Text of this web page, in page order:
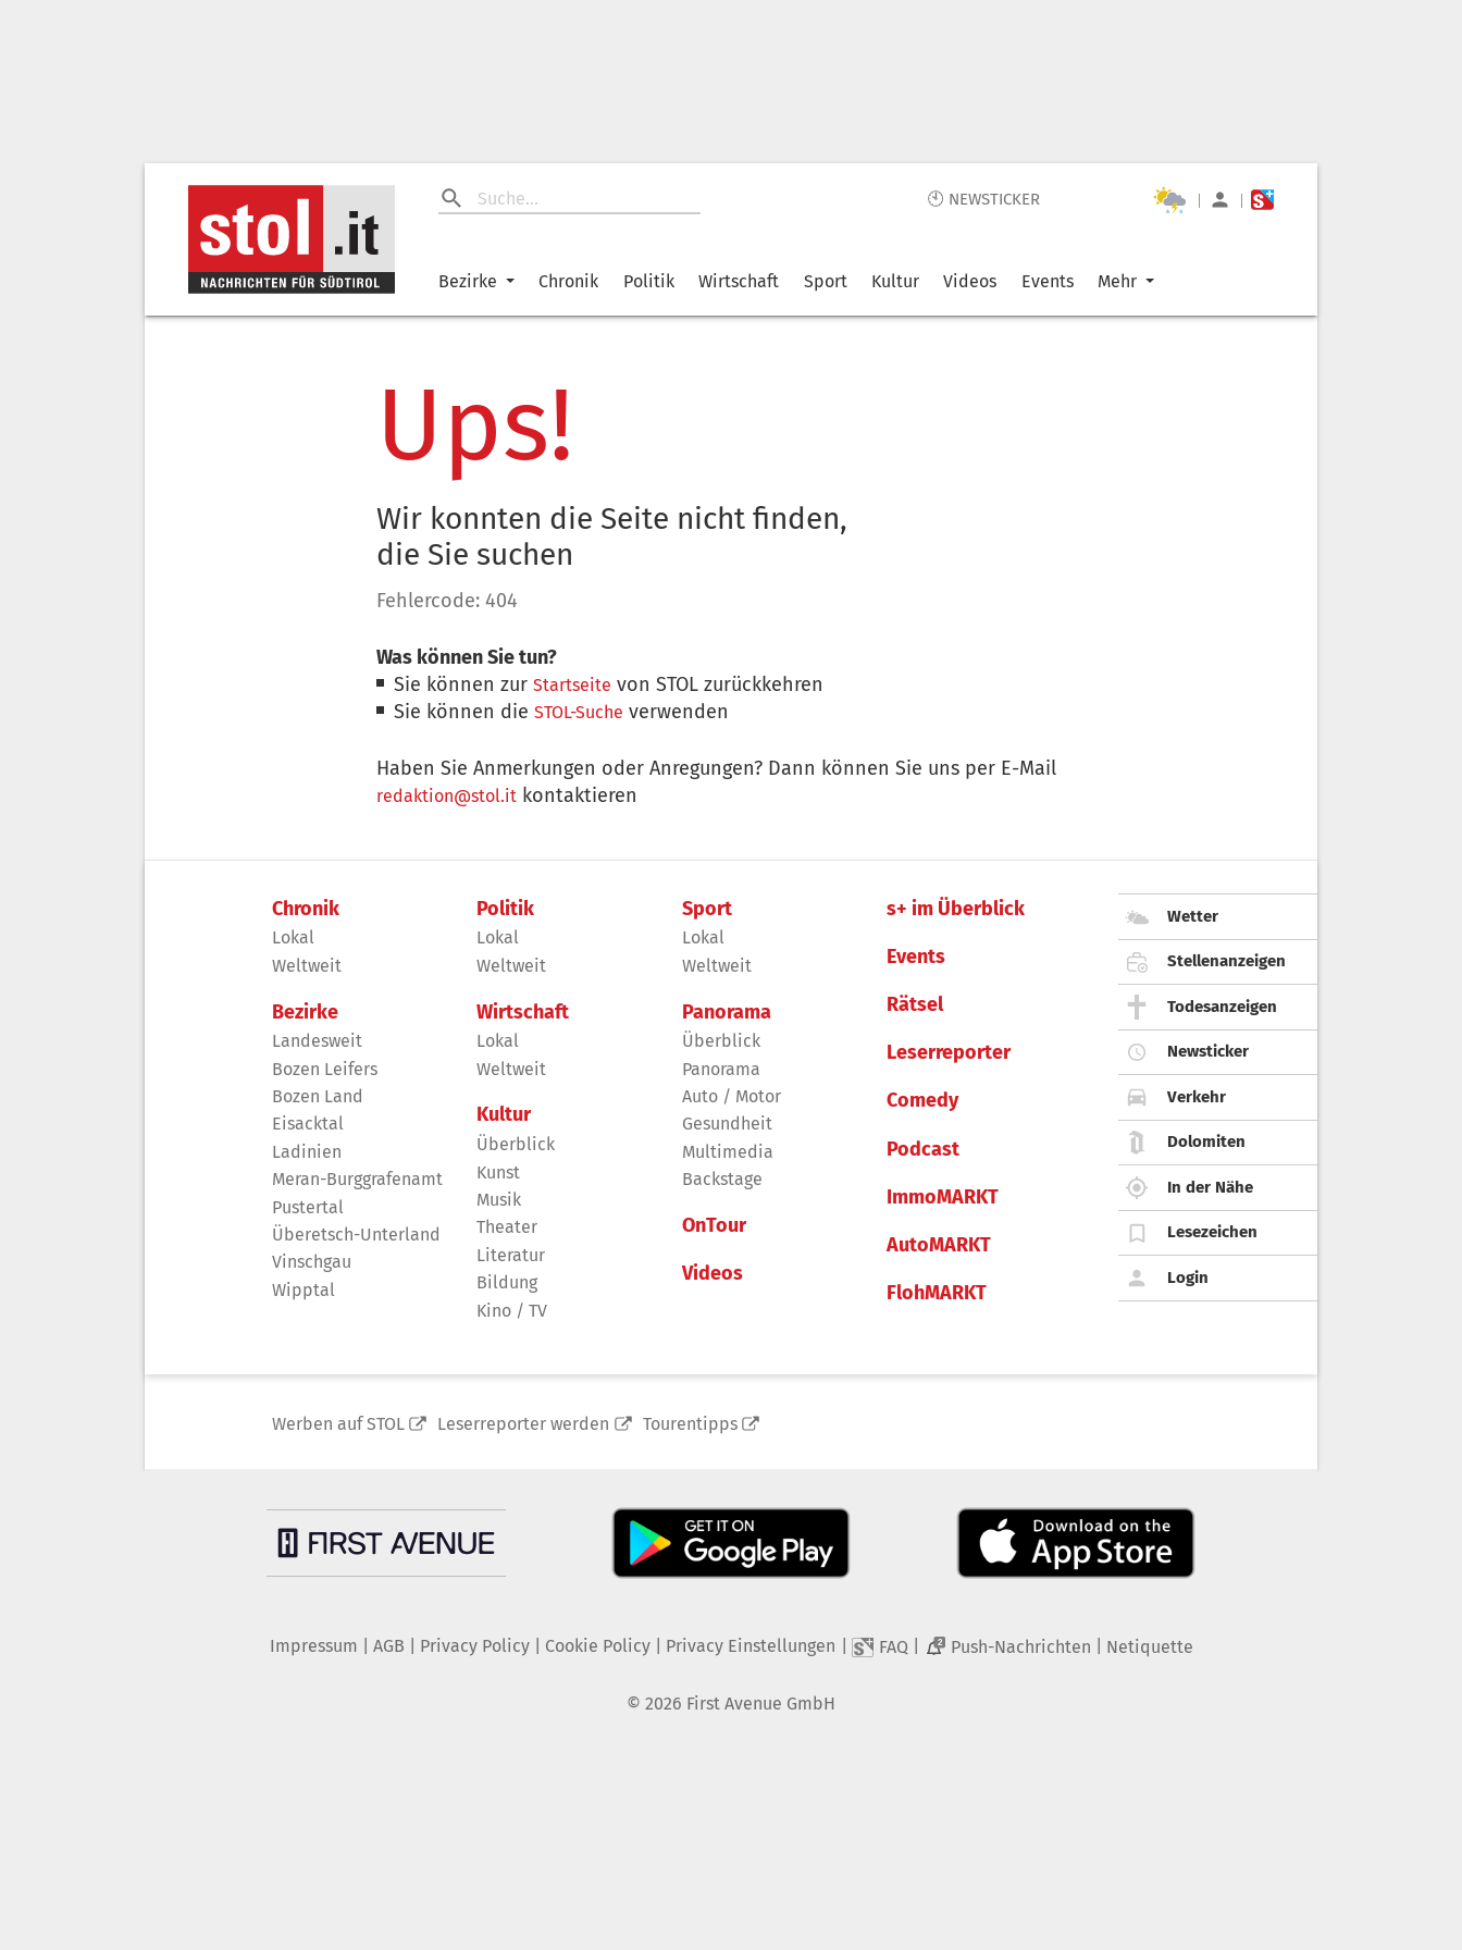
🕙 NEWSTICKER | |
Bezirke Chronik Politik Wirtschaft Sport Kultur Videos Events Mehr
Ups!
Wir konnten die Seite nicht finden,
die Sie suchen
Fehlercode: 404
Was können Sie tun?
Sie können zurStartseite von STOL zurückkehren
Sie können dieSTOL-Suche verwenden
Haben Sie Anmerkungen oder Anregungen? Dann können Sie uns per E-Mail
redaktion@stol.it kontaktieren
Chronik
Lokal
Weltweit
Bezirke
Landesweit
Bozen Leifers
Bozen Land
Eisacktal
Ladinien
Meran-Burggrafenamt
Pustertal
Überetsch-Unterland
Vinschgau
Wipptal
Politik
Lokal
Weltweit
Wirtschaft
Lokal
Weltweit
Kultur
Überblick
Kunst
Musik
Theater
Literatur
Bildung
Kino / TV
Sport
Lokal
Weltweit
Panorama
Überblick
Panorama
Auto / Motor
Gesundheit
Multimedia
Backstage
OnTour
Videos
s+ im Überblick
Events
Rätsel
Leserreporter
Comedy
Podcast
ImmoMARKT
AutoMARKT
FlohMARKT
Wetter
Stellenanzeigen
Todesanzeigen
Newsticker
Verkehr
Dolomiten
In der Nähe
Lesezeichen
Login
Werben auf STOL Leserreporter werden Tourentipps
Impressum AGB Privacy Policy| Cookie Policy| Privacy Einstellungen FAQ 2 Push-Nachrichten Netiquette
© 2026 First Avenue GmbH